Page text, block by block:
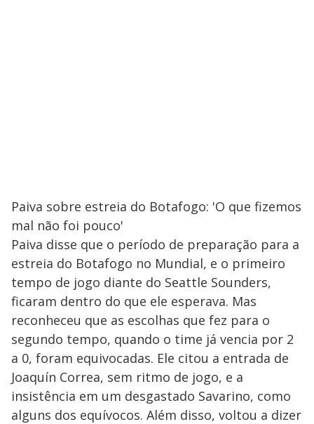
Paiva sobre estreia do Botafogo: 'O que fizemos
mal não foi pouco'
Paiva disse que o período de preparação para a
estreia do Botafogo no Mundial, e o primeiro
tempo de jogo diante do Seattle Sounders,
ficaram dentro do que ele esperava. Mas
reconheceu que as escolhas que fez para o
segundo tempo, quando o time já vencia por 2
a 0, foram equivocadas. Ele citou a entrada de
Joaquín Correa, sem ritmo de jogo, e a
insistência em um desgastado Savarino, como
alguns dos equívocos. Além disso, voltou a dizer